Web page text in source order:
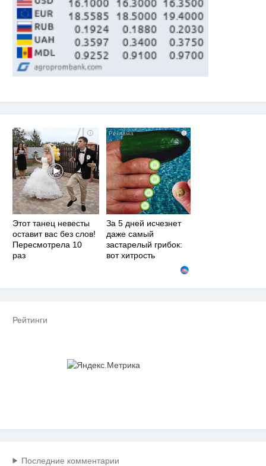
i
Этот танец невесты
оставит вас без слов!
Пересмотрела 10
раз
i
За 5 дней исчезнет
даже самый
застарелый грибок:
вот хитрость
Рейтинги
Последние комментарии